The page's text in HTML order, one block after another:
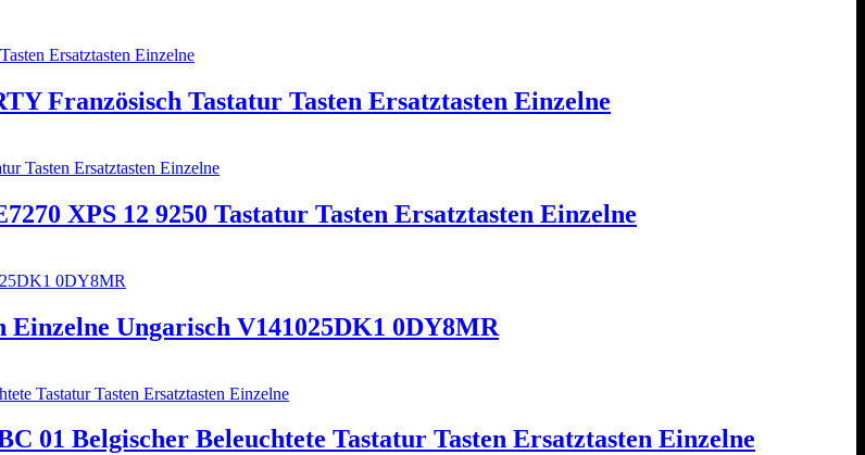
Französisch Tastatur Tasten Ersatztasten Einzelne
XPS 12 9250 Tastatur Tasten Ersatztasten Einzelne
Ungarisch V141025DK1 0DY8MR
01 Belgischer Beleuchtete Tastatur Tasten Ersatztasten Einzelne